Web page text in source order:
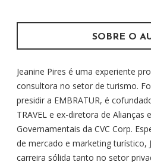
:
SOBRE O
Jeanine Pires é uma experiente
consultora no setor de turismo.
presidir a EMBRATUR, é
TRAVEL e ex-diretora de Alianças
Governamentais da CVC Corp.
de mercado e marketing turístico,
carreira sólida tanto no setor